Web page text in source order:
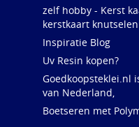
zelf hobby - Kerst
kerstkaart knutselen
Inspiratie Blog
Uv Resin kopen?
Goedkoopsteklei.nl
van Nederland,
Boetseren met